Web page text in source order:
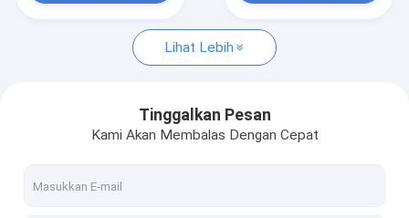
Penghangat Botol Bayi Portabel
Penghangat Botol Kontrol Suhu
Botol Bayi Flip Cap
Lihat Lebih
Tinggalkan Pesan
Kami Akan Membalas Dengan Cepat